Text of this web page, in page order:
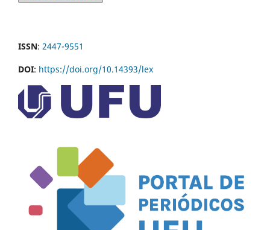
ISSN: 2447-9551
DOI: https://doi.org/10.14393/lex